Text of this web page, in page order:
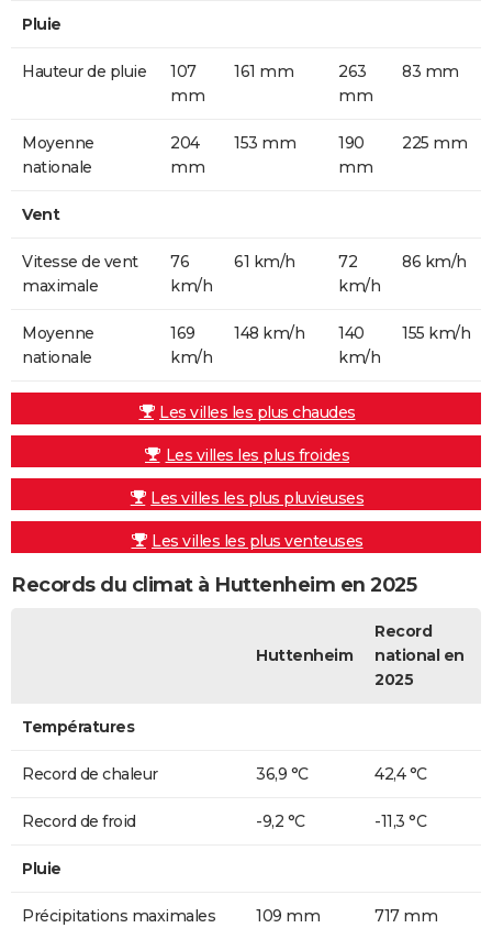
Pluie
Hauteur de pluie
107
mm
161 mm
263
mm
83 mm
Moyenne
nationale
204
mm
153 mm
190
mm
225 mm
Vent
Vitesse de vent
maximale
76
km/h
61 km/h
72
km/h
86 km/h
Moyenne
nationale
169
km/h
148 km/h
140
km/h
155 km/h
Les villes les plus chaudes
Les villes les plus froides
Les villes les plus pluvieuses
Les villes les plus venteuses
Records du climat à Huttenheim en 2025
Huttenheim
Record
national en
2025
Températures
Record de chaleur 36,9 °C 42,4 °C
Record de froid -9,2 °C -11,3 °C
Pluie
Précipitations maximales 109 mm 717 mm